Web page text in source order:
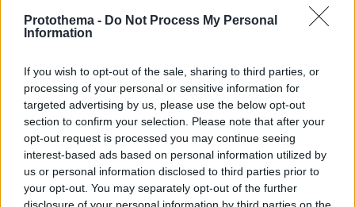
Protothema - Do Not Process My Personal
Information
If you wish to opt-out of the sale, sharing to third parties, or
processing of your personal or sensitive information for
targeted advertising by us, please use the below opt-out
section to confirm your selection. Please note that after your
opt-out request is processed you may continue seeing
interest-based ads based on personal information utilized by
us or personal information disclosed to third parties prior to
your opt-out. You may separately opt-out of the further
disclosure of your personal information by third parties on the